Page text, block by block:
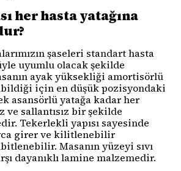
her hasta yatağına
şaseleri standart hasta
uyumlu olacak şekilde
ayak yüksekliği amortisörlü
için en düşük pozisyondaki
asansörlü yatağa kadar her
ve sallantısız bir şekilde
Tekerlekli yapısı sayesinde
girer ve kilitlenebilir
Masanın yüzeyi sıvı
dayanıklı lamine malzemedir.